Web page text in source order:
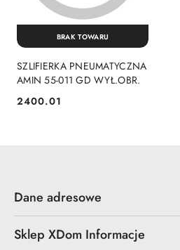
SZLIFIERKA PNEUMATYCZNA
AMIN 55-011 GD WYŁ.OBR.
Cena:
2400.01
BRAK TOWARU
Dane adresowe
Sklep XDom Informacje